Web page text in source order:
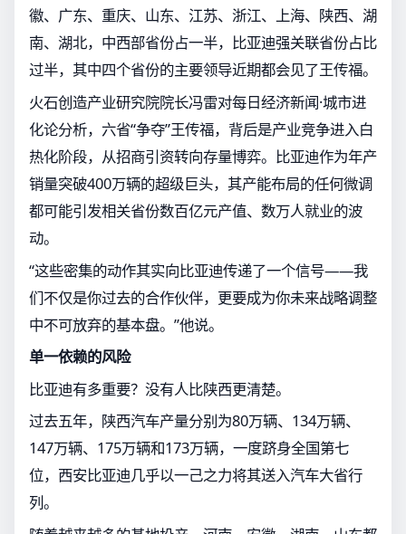
徽、广东、重庆、山东、江苏、浙江、上海、陕西、湖
南、湖北，中西部省份占一半，比亚迪强关联省份占比
过半，其中四个省份的主要领导近期都会见了王传福。
火石创造产业研究院院长冯雷对每日经济新闻·城市进
化论分析，六省“争夺”王传福，背后是产业竞争进入白
热化阶段，从招商引资转向存量博弈。比亚迪作为年产
销量突破400万辆的超级巨头，其产能布局的任何微调
都可能引发相关省份数百亿元产值、数万人就业的波
动。
“这些密集的动作其实向比亚迪传递了一个信号——我
们不仅是你过去的合作伙伴，更要成为你未来战略调整
中不可放弃的基本盘。”他说。
单一依赖的风险
比亚迪有多重要？没有人比陕西更清楚。
过去五年，陕西汽车产量分别为80万辆、134万辆、
147万辆、175万辆和173万辆，一度跻身全国第七
位，西安比亚迪几乎以一己之力将其送入汽车大省行
列。